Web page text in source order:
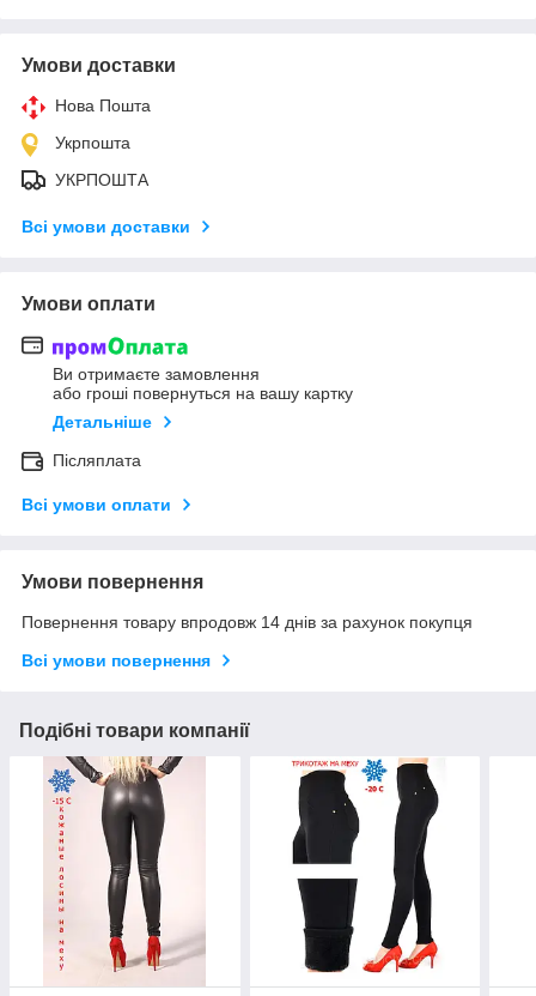
Умови доставки
Нова Пошта
Укрпошта
УКРПОШТА
Всі умови доставки
Умови оплати
Ви отримаєте замовлення
або гроші повернуться на вашу картку
Детальніше
Післяплата
Всі умови оплати
Умови повернення
Повернення товару впродовж 14 днів за рахунок покупця
Всі умови повернення
Подібні товари компанії